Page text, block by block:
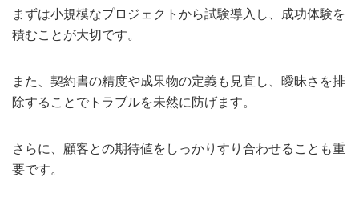
まずは小規模なプロジェクトから試験導入し、成功体験を
積むことが大切です。
また、契約書の精度や成果物の定義も見直し、曖昧さを排
除することでトラブルを未然に防げます。
さらに、顧客との期待値をしっかりすり合わせることも重
要です。